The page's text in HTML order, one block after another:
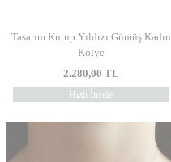
Tasarım Kutup Yıldızı Gümüş Kadın
Kolye
2.280,00 TL
Hızlı İncele